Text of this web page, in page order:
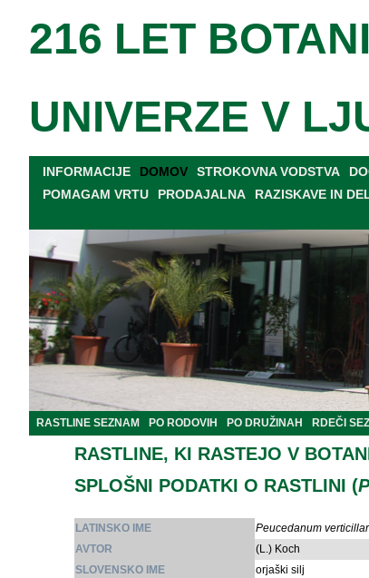
216 LET
UNIVERZE V
INFORMACIJE DOMOV STROKOVNA VODSTVA
POMAGAM VRTU
PRODAJALNA RAZISKAVE IN
RASTLINE SEZNAM PO RODOVIH PO DRUŽINAH RDEČI
RASTLINE, KI RASTEJO V
SPLOŠNI PODATKI O RASTLINI (
LATINSKO IME
Peucedanum
AVTOR
(L.) Koch
SLOVENSKO IME
orjaški silj